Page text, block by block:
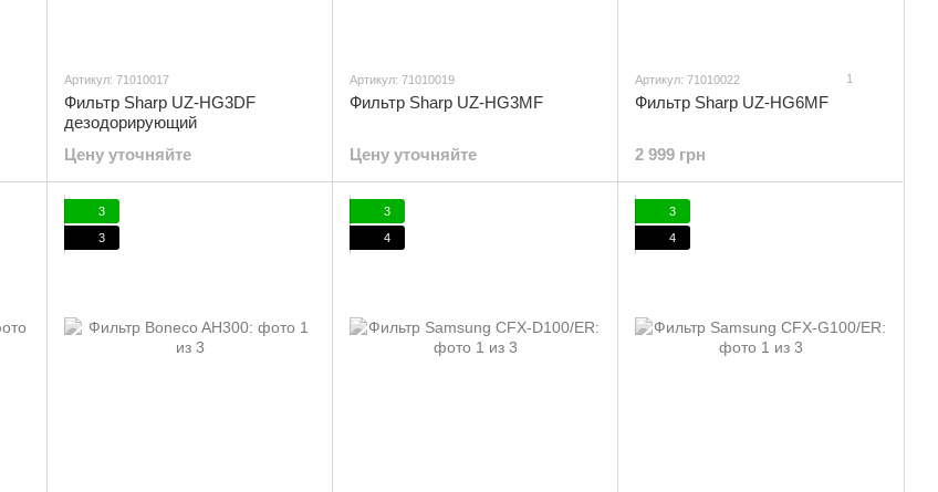
Артикул: 71010017
Фильтр Sharp UZ-HG3DF
дезодорирующий
Цену уточняйте
Артикул: 71010019
Фильтр Sharp UZ-HG3MF
Цену уточняйте
Артикул: 71010022 1
Фильтр Sharp UZ-HG6MF
2 999 грн
3
3
3
4
3
4